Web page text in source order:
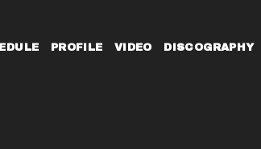
PROFILE VIDEO DISCOGRAPHY